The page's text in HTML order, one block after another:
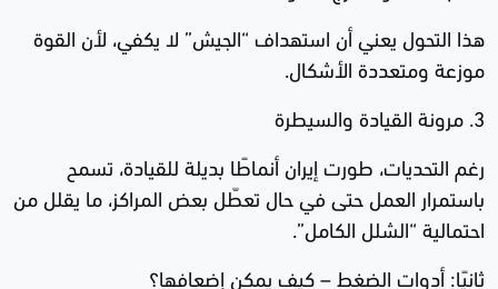
هذا التحول يعني أن استهداف “الجيش” لا يكفي، لأن القوة
موزعة ومتعددة الأشكال.
3. مرونة القيادة والسيطرة
رغم التحديات، طورت إيران أنماطًا بديلة للقيادة، تسمح
باستمرار العمل حتى في حال تعطّل بعض المراكز، ما يقلل من
احتمالية “الشلل الكامل”.
ثانيًا: أدوات الضغط – كيف يمكن إضعافها؟